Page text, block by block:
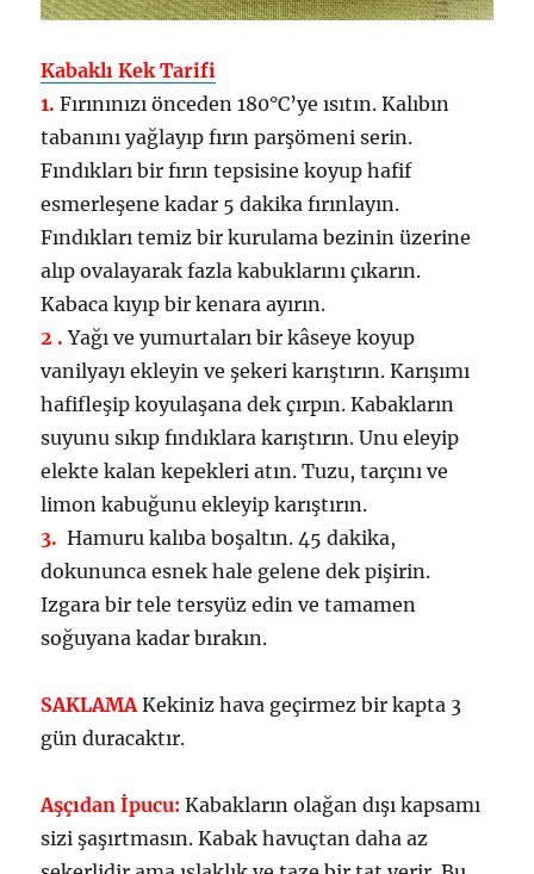
Kabaklı Kek Tarifi
1.Fırınınızı önceden 180°C’ye ısıtın. Kalıbın
tabanını yağlayıp fırın parşömeni serin.
Fındıkları bir fırın tepsisine koyup hafif
esmerleşene kadar 5 dakika fırınlayın.
Fındıkları temiz bir kurulama bezinin üzerine
alıp ovalayarak fazla kabuklarını çıkarın.
Kabaca kıyıp bir kenara ayırın.
2 .Yağı ve yumurtaları bir kâseye koyup
vanilyayı ekleyin ve şekeri karıştırın. Karışımı
hafifleşip koyulaşana dek çırpın. Kabakların
suyunu sıkıp fındıklara karıştırın. Unu eleyip
elekte kalan kepekleri atın. Tuzu, tarçını ve
limon kabuğunu ekleyip karıştırın.
3. Hamuru kalıba boşaltın. 45 dakika,
dokununca esnek hale gelene dek pişirin.
Izgara bir tele tersyüz edin ve tamamen
soğuyana kadar bırakın.
SAKLAMA Kekiniz hava geçirmez bir kapta 3
gün duracaktır.
Aşçıdan İpucu:Kabakların olağan dışı kapsamı
sizi şaşırtmasın. Kabak havuçtan daha az